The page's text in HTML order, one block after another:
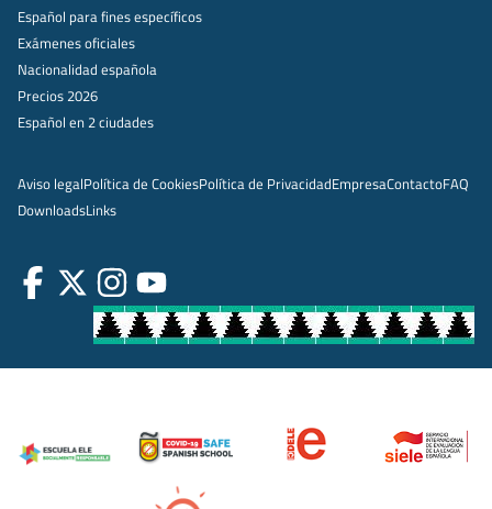
Español para fines específicos
Exámenes oficiales
Nacionalidad española
Precios 2026
Español en 2 ciudades
Aviso legalPolítica de CookiesPolítica de PrivacidadEmpresaContactoFAQ
DownloadsLinks